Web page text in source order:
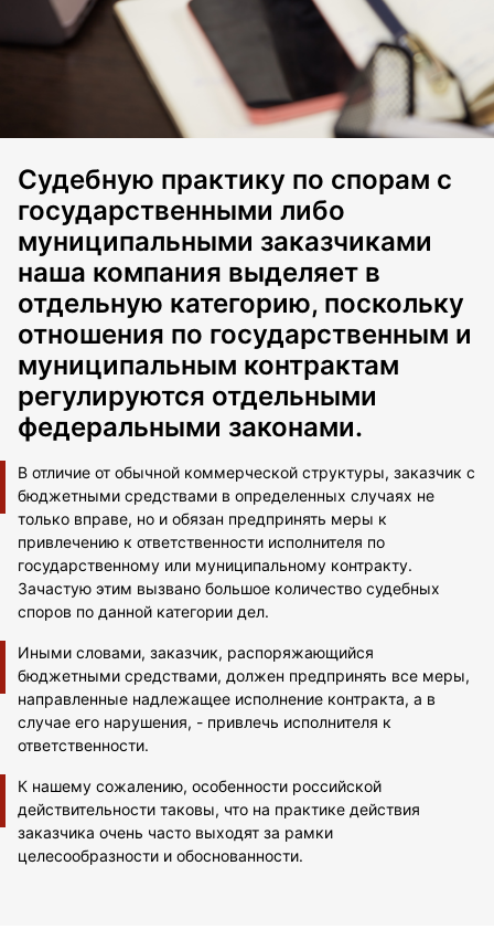
Судебную практику по спорам с
государственными либо
муниципальными заказчиками
наша компания выделяет в
отдельную категорию, поскольку
отношения по государственным и
муниципальным контрактам
регулируются отдельными
федеральными законами.
В отличие от обычной коммерческой структуры, заказчик с
бюджетными средствами в определенных случаях не
только вправе, но и обязан предпринять меры к
привлечению к ответственности исполнителя по
государственному или муниципальному контракту.
Зачастую этим вызвано большое количество судебных
споров по данной категории дел.
Иными словами, заказчик, распоряжающийся
бюджетными средствами, должен предпринять все меры,
направленные надлежащее исполнение контракта, а в
случае его нарушения, - привлечь исполнителя к
ответственности.
К нашему сожалению, особенности российской
действительности таковы, что на практике действия
заказчика очень часто выходят за рамки
целесообразности и обоснованности.